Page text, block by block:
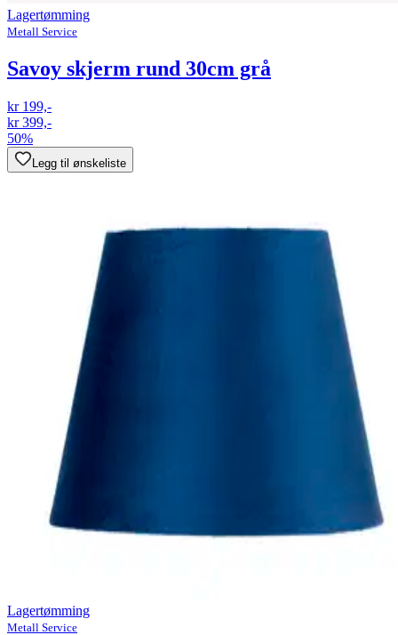
Lagertømming
Metall Service
Savoy skjerm rund 30cm grå
kr 199,-
kr 399,-
50%
Legg til ønskeliste
Lagertømming
Metall Service